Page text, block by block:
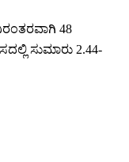
48
ಸುಮಾರು 2.44-